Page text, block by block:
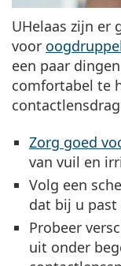
UHelaas zijn er
voor
een paar
comfortabel te
Zorg goed
van vuil en
Volg een
dat bij u
Probeer
uit onder